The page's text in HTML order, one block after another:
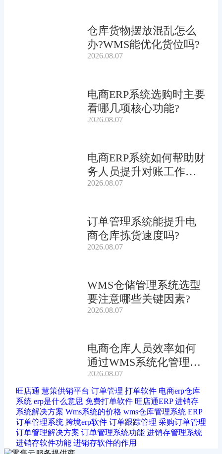
仓库货物摆放混乱怎么
办?WMS能优化货位吗?
2026.08.07
电商ERP系统选购时主要
看哪几项核心功能?
2026.08.07
电商ERP系统如何帮助财
务人员提升对账工作效
率?
2026.08.07
订单管理系统能提升电
商仓库拣货速度吗?
2026.08.07
WMS仓储管理系统选型
要注意哪些关键因素?
2026.08.07
电商仓库人员效率如何
通过WMS系统化管理提
升?
2026.08.07
旺店通 慧策供销平台 订单管理 打单软件 电商erp仓库
系统 erp是什么意思 免费打单软件 旺店通ERP 进销存
系统解决方案 Wms系统的价格 wms仓库管理系统 ERP
订单管理系统 跨境erp软件 订单跟踪管理 采购订单管理
订单管理解决方案 订单管理系统功能 进销存管理系统
进销存软件功能 进销存软件的作用